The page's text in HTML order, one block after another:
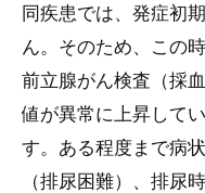
同疾患では、発症初
ん。そのため、この
前立腺がん検査（採
値が異常に上昇して
す。ある程度まで病
（排尿困難）、排尿